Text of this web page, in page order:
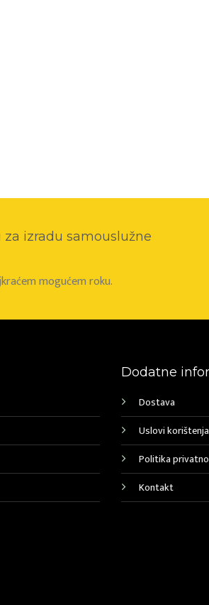
izradu samouslužne
mogućem roku.
Dodatne
Dostava
Uslovi korištenja
Politika
Kontakt